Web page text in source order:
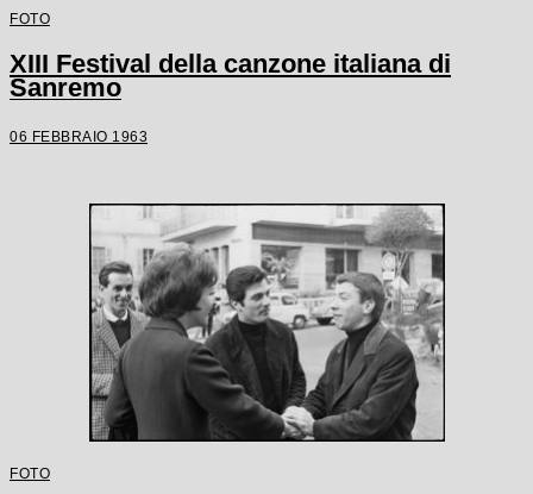
FOTO
XIII Festival della canzone italiana di
Sanremo
06 FEBBRAIO 1963
FOTO